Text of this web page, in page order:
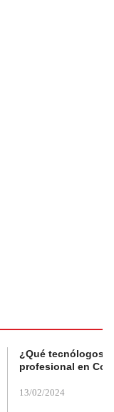
¿Qué tecnólogos
profesional en
13/02/2024